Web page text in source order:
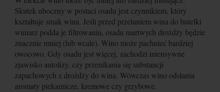
Skutek uboczny w postaci osadu jest czynnikiem, który
kształtuje smak wina. Jeśli przed przelaniem wina do butelki
winiarz podda je filtrowaniu, osadu martwych drożdży będzie
znacznie mniej (lub wcale). Wino może pachnieć bardziej
owocowo. Gdy osadu jest więcej, zachodzi intensywne
zjawisko autolizy, czy przenikania się substancji
zapachowych z drożdży do wina. Wówczas wino odsłania
aromaty piekarnicze, kremowe czy grzybowe.